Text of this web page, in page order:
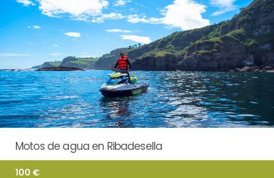
Motos de agua en Ribadesella
100 €